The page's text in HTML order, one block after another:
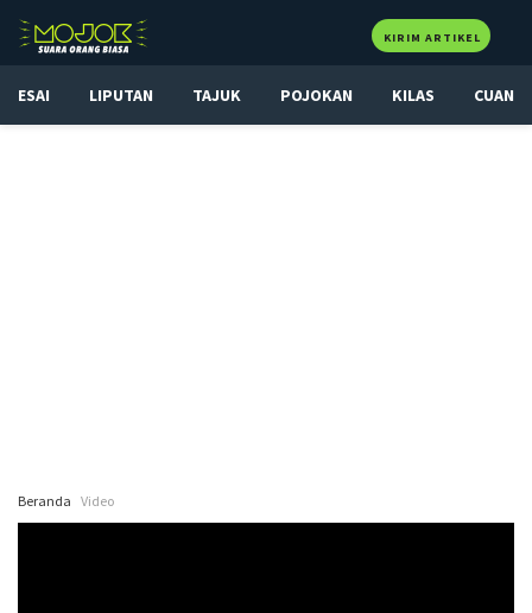
KIRIM ARTIKEL
ESAI LIPUTAN TAJUK POJOKAN KILAS CUAN
Beranda Video